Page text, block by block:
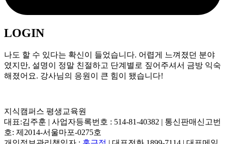
LOGIN
나도 할 수 있다는 확신이 들었습니다. 어렵게 느껴졌던 분야
였지만, 설명이 정말 친절하고 단계별로 짚어주셔서 금방 익숙
해졌어요. 강사님의 응원이 큰 힘이 됐습니다!
지식캠퍼스 평생교육원
대표:김주훈 | 사업자등록번호 : 514-81-40382 | 통신판매신고번
호: 제2014-서울마포-0275호